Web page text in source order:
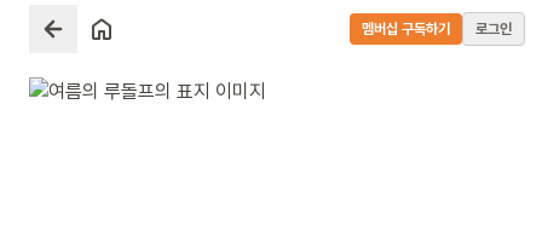
멤버십 구독하기 로그인